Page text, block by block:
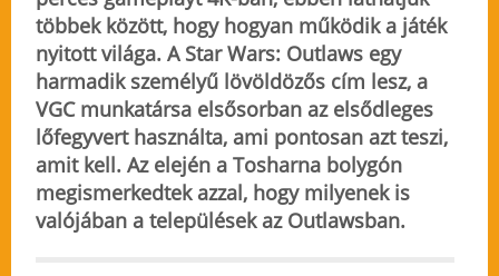
többek között, hogy hogyan működik a játék
nyitott világa. A Star Wars: Outlaws egy
harmadik személyű lövöldözős cím lesz, a
VGC munkatársa elsősorban az elsődleges
lőfegyvert használta, ami pontosan azt teszi,
amit kell. Az elején a Tosharna bolygón
megismerkedtek azzal, hogy milyenek is
valójában a települések az Outlawsban.